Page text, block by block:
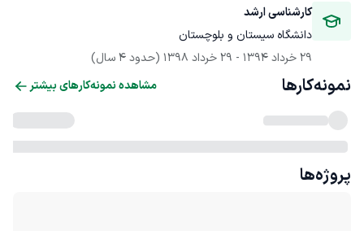
کارشناسی ارشد
دانشگاه سیستان و بلوچستان
29 خرداد 1394
- 29 خرداد 1398 (حدود 4 سال)
نمونه‌کارها مشاهده نمونه‌کارهای بیشتر
پروژه‌ها